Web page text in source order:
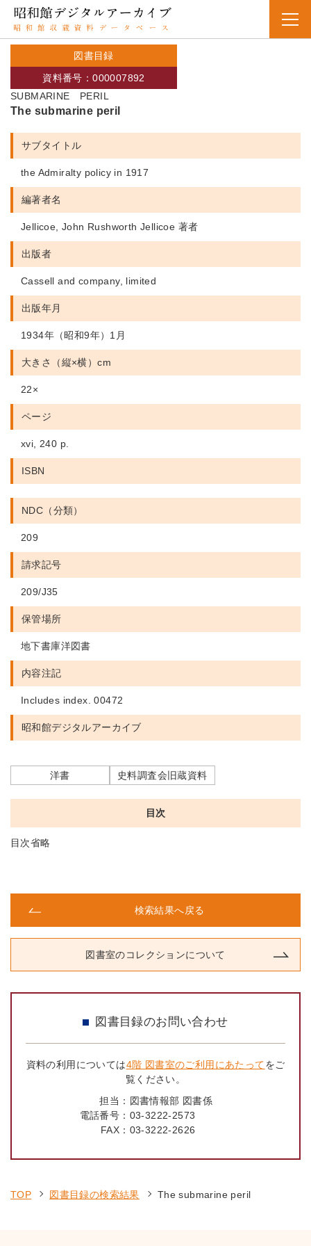
図書目録
SUBMARINE PERIL
資料番号：000007892
The submarine peril
サブタイトル
the Admiralty policy in 1917
編著者名
Jellicoe, John Rushworth Jellicoe 著者
出版者
Cassell and company, limited
出版年月
1934年（昭和9年）1月
大きさ（縦×横）cm
22×
ページ
xvi, 240 p.
ISBN
NDC（分類）
209
請求記号
209/J35
保管場所
地下書庫洋図書
内容注記
Includes index. 00472
昭和館デジタルアーカイブ
洋書 史料調査会旧蔵資料
目次
目次省略
検索結果へ戻る
図書室のコレクションについて
図書目録のお問い合わせ
資料の利用については4階 図書室のご利用にあたってをご
覧ください。
担当： 図書情報部 図書係
電話番号： 03-3222-2573
FAX： 03-3222-2626
TOP 図書目録の検索結果 The submarine peril